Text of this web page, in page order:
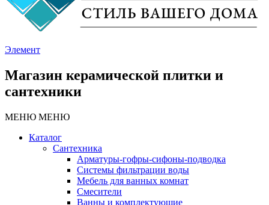
Элемент
Магазин керамической плитки и
сантехники
МЕНЮ МЕНЮ
Каталог
Сантехника
Арматуры-гофры-сифоны-подводка
Системы фильтрации воды
Мебель для ванных комнат
Смесители
Ванны и комплектующие